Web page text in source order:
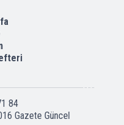
84
Gazete Güncel